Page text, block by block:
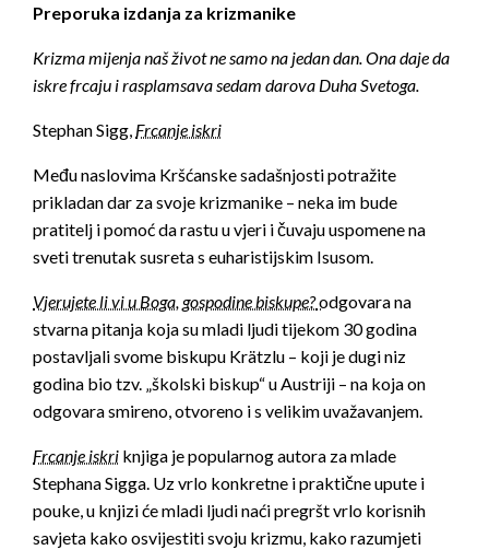
Preporuka izdanja za krizmanike
Krizma mijenja naš život ne samo na jedan dan. Ona daje da
iskre frcaju i rasplamsava sedam darova Duha Svetoga.
Stephan Sigg, Frcanje iskri
Među naslovima Kršćanske sadašnjosti potražite
prikladan dar za svoje krizmanike – neka im bude
pratitelj i pomoć da rastu u vjeri i čuvaju uspomene na
sveti trenutak susreta s euharistijskim Isusom.
Vjerujete li vi u Boga, gospodine biskupe?odgovara na
stvarna pitanja koja su mladi ljudi tijekom 30 godina
postavljali svome biskupu Krätzlu – koji je dugi niz
godina bio tzv. „školski biskup“ u Austriji – na koja on
odgovara smireno, otvoreno i s velikim uvažavanjem.
Frcanje iskri knjiga je popularnog autora za mlade
Stephana Sigga. Uz vrlo konkretne i praktične upute i
pouke, u knjizi će mladi ljudi naći pregršt vrlo korisnih
savjeta kako osvijestiti svoju krizmu, kako razumjeti